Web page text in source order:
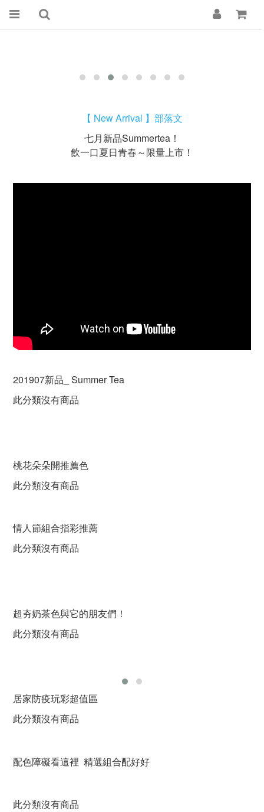
【 New Arrival 】部落文
七月新品Summertea！
飲一口夏日青春～限量上市！
201907新品_ Summer Tea
此分類沒有商品
桃花朵朵開推薦色
此分類沒有商品
情人節組合指彩推薦
此分類沒有商品
超夯奶茶色與它的朋友們！
此分類沒有商品
居家防疫玩彩超值區
此分類沒有商品
配色障礙看這裡 精選組合配好好
此分類沒有商品